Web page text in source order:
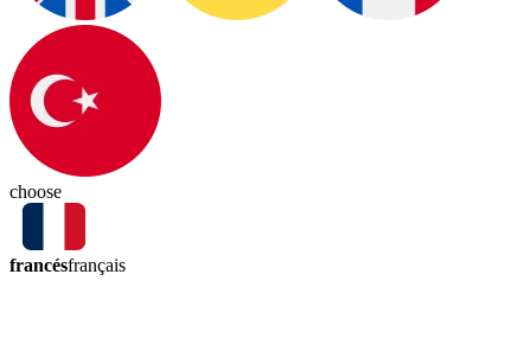
choose
francésfrançais